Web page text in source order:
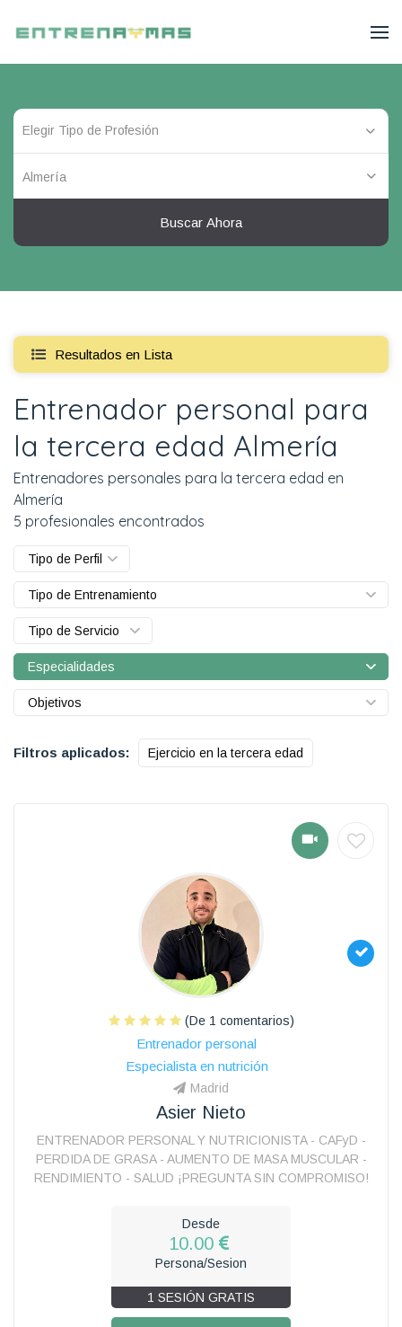
Almería
Buscar Ahora
Resultados en Lista
Entrenador personal para
la tercera edad Almería
Entrenadores personales para la tercera edad en
Almería
5 profesionales encontrados
Tipo de Perfil
Tipo de Entrenamiento
Tipo de Servicio
Especialidades
Objetivos
Filtros aplicados: Ejercicio en la tercera edad
(De 1 comentarios)
Entrenador personal
Especialista en nutrición
Madrid
Asier Nieto
ENTRENADOR PERSONAL Y NUTRICIONISTA - CAFyD -
PERDIDA DE GRASA - AUMENTO DE MASA MUSCULAR -
RENDIMIENTO - SALUD ¡PREGUNTA SIN COMPROMISO!
Desde
10.00
Persona/Sesion
1 SESIÓN GRATIS